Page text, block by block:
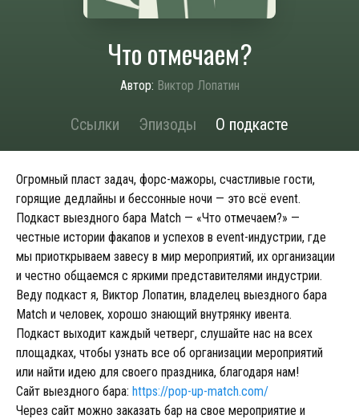
Что отмечаем?
Автор: Виктор Лопатин
Ссылки Эпизоды О подкасте
Огромный пласт задач, форс-мажоры, счастливые гости,
горящие дедлайны и бессонные ночи — это всё event.
Подкаст выездного бара Match — «Что отмечаем?» —
честные истории факапов и успехов в event-индустрии, где
мы приоткрываем завесу в мир мероприятий, их организации
и честно общаемся с яркими представителями индустрии.
Веду подкаст я, Виктор Лопатин, владелец выездного бара
Match и человек, хорошо знающий внутрянку ивента.
Подкаст выходит каждый четверг, слушайте нас на всех
площадках, чтобы узнать все об организации мероприятий
или найти идею для своего праздника, благодаря нам!
Сайт выездного бара: https://pop-up-match.com/
Через сайт можно заказать бар на свое мероприятие и